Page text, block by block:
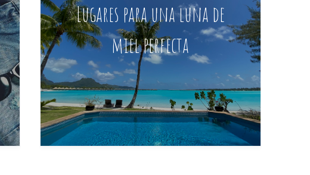
Lugares para una luna de
miel perfecta